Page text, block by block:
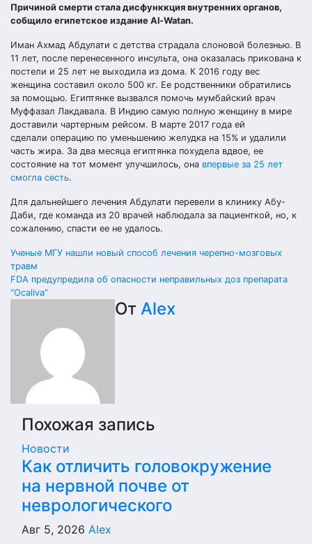
Причиной смерти стала дисфунккция внутренних органов,
собщило египетское издание Al-Watan.
Иман Ахмад Абдулати с детства страдала слоновой болезнью. В
11 лет, после перенесенного инсульта, она оказалась прикована к
постели и 25 лет не выходила из дома. К 2016 году вес
женщина составил около 500 кг. Ее родственники обратились
за помощью. Египтянке вызвался помочь мумбайский врач
Муффазал Лакдавала. В Индию самую полную женщину в мире
доставили чартерным рейсом. В марте 2017 года ей
сделали операцию по уменьшению желудка на 15% и удалили
часть жира. За два месяца египтянка похудела вдвое, ее
состояние на тот момент улучшилось, она впервые за 25 лет
смогла сесть.
Для дальнейшего лечения Абдулати перевели в клинику Абу-
Даби, где команда из 20 врачей наблюдала за пациенткой, но, к
сожалению, спасти ее не удалось.
Навигация
по
Ученые МГУ нашли новый способ лечения черепно-мозговых
травм
FDA предупредила об опасности неправильных доз препарата
“Ocaliva”
От Alex
Похожая запись
Новости
Как отличить головокружение
на нервной почве от
неврологического
Авг 5, 2026 Alex